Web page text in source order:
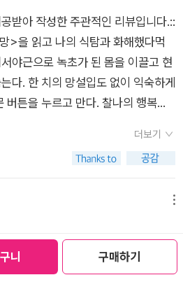
니 구매하기
생태계 최상위 포식자가 된 인간이
면서도 인간다움을 추구할 수 있을
편, 최형진 교수는 직장에서 받는 스
갈등 문제를 먹는 것으로 푸는 습관
때문에 먹는 태도에 어떻게 대처해
심이 아주 뜨겁다. 의사과학자 최형진
뇌의 시상하부에 작용해 음식을 인
는 GLP-1 호르몬 기반 식욕 억제제
향력, 개인적 활용 방법에 대해서까
기전으로 식욕을 억제하는지를 규명
를 결심했다가도 야식 배달앱을 켜
과학적 근거와 함께 설명합니다.김
헌터(Meta Hunter) 개념도 흥미롭
사냥 전략을 구사하는 생태계 최상위
더 이상 직접 사냥하지 않아도 먹을
배경을 추적합니다. 이 관점에서 보
의 의지박약이 아니라 수백만 년 진
선택들에 대한 이야기가 이어집니다.
로 느끼는 돌연변이는 살아남지 못
돌연변이는 살아남았다'라며 우리
택의 결과임을 보여줍니다.최형진
아가 현대 식품산업이 이러한 진화적
받아 작성한 주관적인 리뷰입니다.​​::
을 읽고 나의 식탐과 화해했다​먹
야근으로 녹초가 된 몸을 이끌고 현
다. 한 치의 망설입도 없이 익숙하게
버튼을 누르고 만다. 찰나의 행복과
끝날 수 있을까. <먹는 욕망>은 이
'온전히 네 탓만은 아니었다'고 말
무엇을 먹을지 늘 행복한 고민을 한
학자와 뇌과학자, 두 명의 석학이
야에서 서술하며 입체적으로 보여
의사로 일하다 돌연 기초과학의 길
기는 매 순간 식욕과 싸우는 나의
더보기